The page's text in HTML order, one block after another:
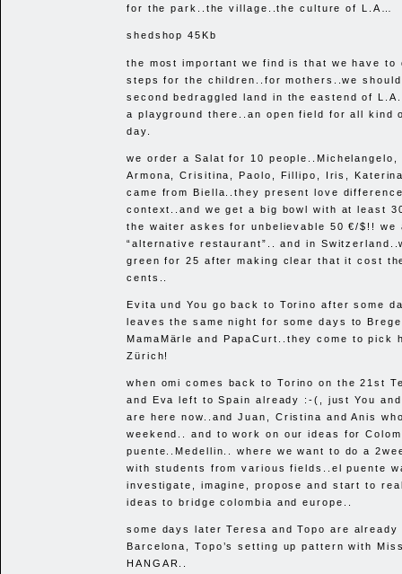
for the park..the village..the culture of L.A…
shedshop 45Kb
the most important we find is that we have to
steps for the children..for mothers..we
second bedraggled land in the eastend of
a playground there..an open field for all kind
day.
we order a Salat for 10 people..Michelangelo,
Armona, Crisitina, Paolo, Fillipo, Iris,
came from Biella..they present love
context..and we get a big bowl with at least
the waiter askes for unbelievable 50 €/$!! we
“alternative restaurant”.. and in
green for 25 after making clear that it cost
cents..
Evita und You go back to Torino after some
leaves the same night for some days to
MamaMärle and PapaCurt..they come to pick
Zürich!
when omi comes back to Torino on the 21st
and Eva left to Spain already :-(, just You
are here now..and Juan, Cristina and Anis
weekend.. and to work on our ideas for
puente..Medellin.. where we want to do a
with students from various fields..el puente
investigate, imagine, propose and start to
ideas to bridge colombia and europe..
some days later Teresa and Topo are already
Barcelona, Topo’s setting up pattern with
HANGAR..